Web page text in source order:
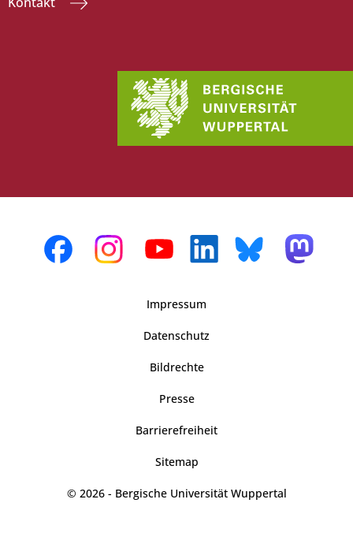
Impressum
Datenschutz
Bildrechte
Presse
Barrierefreiheit
Sitemap
© 2026 - Bergische Universität Wuppertal